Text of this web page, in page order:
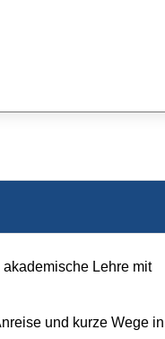
Lehre mit
und kurze Wege